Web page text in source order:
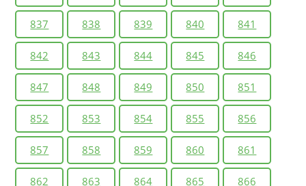
837 838 839 840 841
842 843 844 845 846
847 848 849 850 851
852 853 854 855 856
857 858 859 860 861
862 863 864 865 866